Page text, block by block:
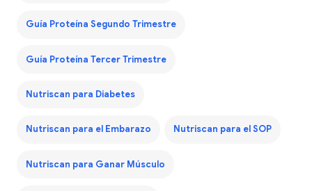
Guía Proteína Segundo Trimestre
Guía Proteína Tercer Trimestre
Nutriscan para Diabetes
Nutriscan para el Embarazo Nutriscan para el SOP
Nutriscan para Ganar Músculo